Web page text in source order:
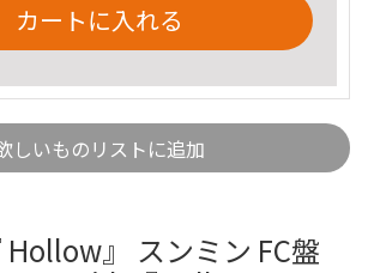
カートに入れる
しいものリストに追加
』 スンミン FC盤